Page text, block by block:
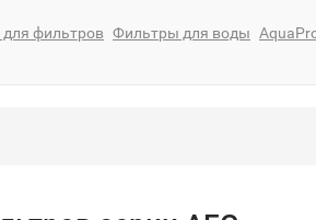
для фильтров Фильтры для воды